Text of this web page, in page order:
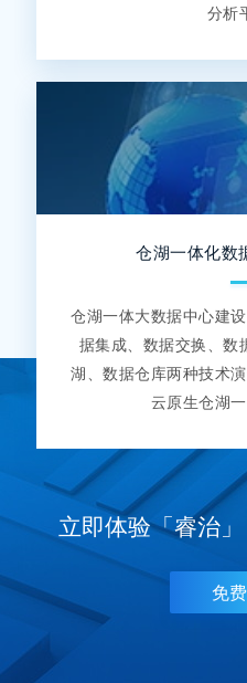
分析
仓湖一体化数
仓湖一体大数据中心建
据集成、数据交换、数
湖、数据仓库两种技术
云原生仓湖
立即体验「睿治
免